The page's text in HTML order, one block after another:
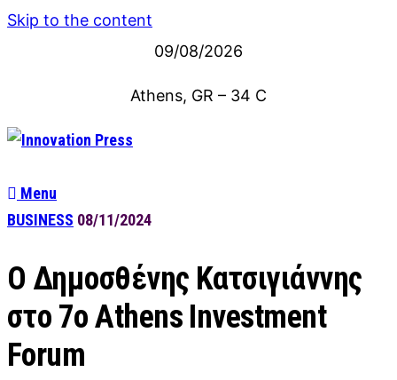
Skip to the content
09/08/2026
Athens, GR – 34 C
Menu
BUSINESS 08/11/2024
Ο Δημοσθένης Κατσιγιάννης
στο 7ο Athens Investment
Forum